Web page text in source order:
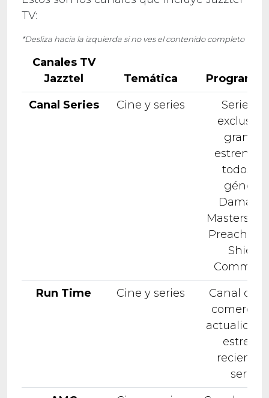
TV:
*Desliza hacia la izquierda si no ves el contenido completo
Canales TV
Jazztel
Temática
Canal Series
Cine y series
Series
exclusiva
grandes
estrenos
todos
géneros
Masters of
Preacher,
Shield,
Run Time
Cine y series
Canal de
comercial
actualidad
estrenos
recientes
series